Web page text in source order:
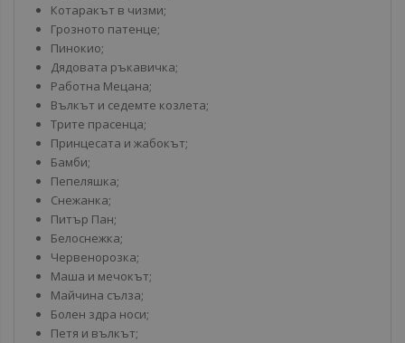
Котаракът в чизми;
Грозното патенце;
Пинокио;
Дядовата ръкавичка;
Работна Мецана;
Вълкът и седемте козлета;
Трите прасенца;
Принцесата и жабокът;
Бамби;
Пепеляшка;
Снежанка;
Питър Пан;
Белоснежка;
Червенорозка;
Маша и мечокът;
Майчина сълза;
Болен здра носи;
Петя и вълкът;